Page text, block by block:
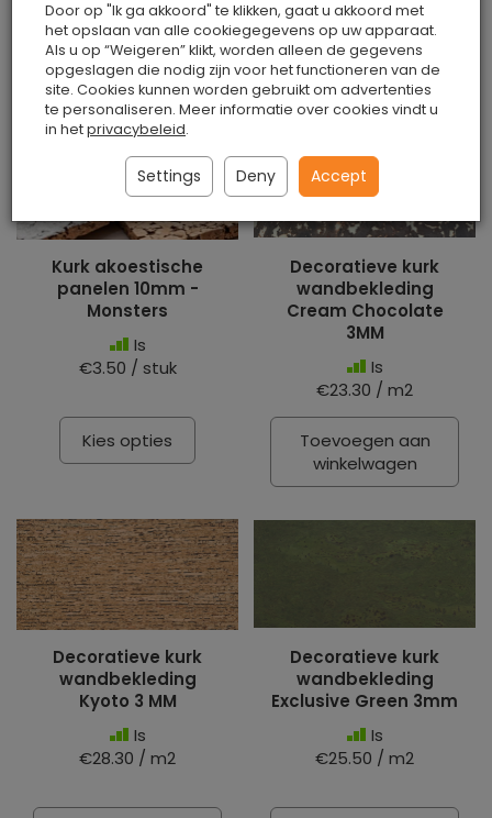
Toevoegen aan
winkelwagen
Toevoegen aan
winkelwagen
Kurk akoestische
panelen 10mm -
Monsters
Is
€3.50 / stuk
Kies opties
Decoratieve kurk
wandbekleding
Cream Chocolate
3MM
Is
€23.30 / m2
Toevoegen aan
winkelwagen
Decoratieve kurk
wandbekleding
Kyoto 3 MM
Is
€28.30 / m2
Decoratieve kurk
wandbekleding
Exclusive Green 3mm
Is
€25.50 / m2
Door op "Ik ga akkoord" te klikken, gaat u akkoord met
het opslaan van alle cookiegegevens op uw apparaat.
Als u op “Weigeren” klikt, worden alleen de gegevens
opgeslagen die nodig zijn voor het functioneren van de
site. Cookies kunnen worden gebruikt om advertenties
te personaliseren. Meer informatie over cookies vindt u
in hetprivacybeleid.
Settings Deny Accept